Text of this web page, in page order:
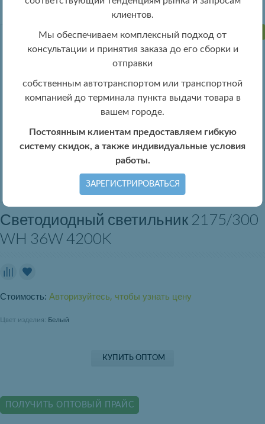
ПРОДАНО
Светодиодный светильник 2175/300
WH 36W 4200K
Стоимость: Авторизуйтесь, чтобы узнать цену
Цвет изделия: Белый
КУПИТЬ ОПТОМ
ПОЛУЧИТЬ ОПТОВЫЙ ПРАЙС
клиентов.
Мы обеспечиваем комплексный подход от
консультации и принятия заказа до его сборки и
отправки
собственным автотранспортом или транспортной
компанией до терминала пункта выдачи товара в
вашем городе.
Постоянным клиентам предоставляем гибкую
систему скидок, а также индивидуальные условия
работы.
ЗАРЕГИСТРИРОВАТЬСЯ